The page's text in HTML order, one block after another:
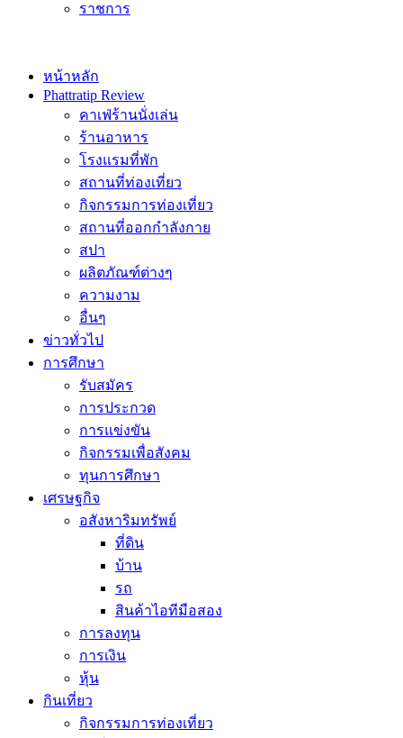
ราชการ
หน้าหลัก
Phattratip Review
คาเฟ่ร้านนั่งเล่น
ร้านอาหาร
โรงแรมที่พัก
สถานที่ท่องเที่ยว
กิจกรรมการท่องเที่ยว
สถานที่ออกกำลังกาย
สปา
ผลิตภัณฑ์ต่างๆ
ความงาม
อื่นๆ
ข่าวทั่วไป
การศึกษา
รับสมัคร
การประกวด
การแข่งขัน
กิจกรรมเพื่อสังคม
ทุนการศึกษา
เศรษฐกิจ
อสังหาริมทรัพย์
ที่ดิน
บ้าน
รถ
สินค้าไอทีมือสอง
การลงทุน
การเงิน
หุ้น
กินเที่ยว
กิจกรรมการท่องเที่ยว